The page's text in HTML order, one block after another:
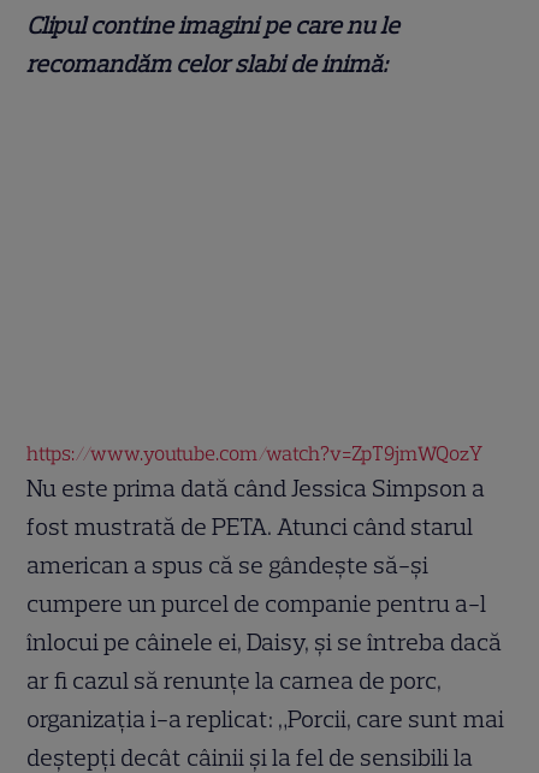
Clipul contine imagini pe care nu le
recomandăm celor slabi de inimă:
https://www.youtube.com/watch?v=ZpT9jmWQozY
Nu este prima dată când Jessica Simpson a
fost mustrată de PETA. Atunci când starul
american a spus că se gândeşte să-şi
cumpere un purcel de companie pentru a-l
înlocui pe câinele ei, Daisy, şi se întreba dacă
ar fi cazul să renunţe la carnea de porc,
organizaţia i-a replicat: „Porcii, care sunt mai
deştepţi decât câinii şi la fel de sensibili la